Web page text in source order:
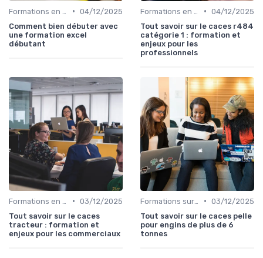
• 04/12/2025
Comment bien débuter avec
une formation excel
débutant
• 04/12/2025
Tout savoir sur le caces r484
catégorie 1 : formation et
enjeux pour les
professionnels
• 03/12/2025
Tout savoir sur le caces
tracteur : formation et
enjeux pour les commerciaux
• 03/12/2025
Tout savoir sur le caces pelle
pour engins de plus de 6
tonnes